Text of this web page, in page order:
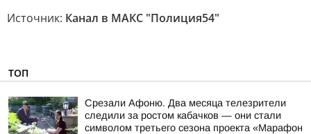
Источник: Канал в МАКС "Полиция54"
ТОП
Срезали Афоню. Два месяца телезрители
следили за ростом кабачков — они стали
символом третьего сезона проекта «Марафон